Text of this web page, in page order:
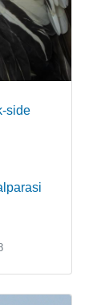
side